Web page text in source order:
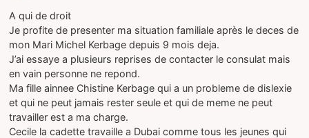
A qui de droit
Je profite de presenter ma situation familiale après le deces de
mon Mari Michel Kerbage depuis 9 mois deja.
J’ai essaye a plusieurs reprises de contacter le consulat mais
en vain personne ne repond.
Ma fille ainnee Chistine Kerbage qui a un probleme de dislexie
et qui ne peut jamais rester seule et qui de meme ne peut
travailler est a ma charge.
Cecile la cadette travaille a Dubai comme tous les jeunes qui